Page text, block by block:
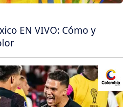
EN VIVO: Cómo y